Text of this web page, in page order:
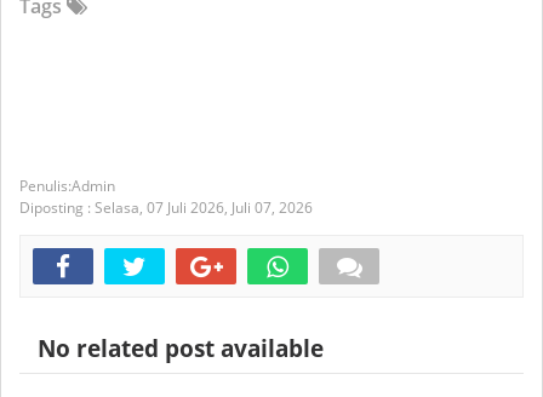
Tags
Admin
Diposting : Selasa, 07 Juli 2026, Juli 07, 2026
No related post available